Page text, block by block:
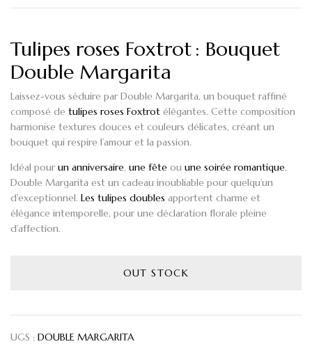
Tulipes roses Foxtrot : Bouquet
Double Margarita
Laissez-vous séduire parDouble Margarita, un bouquet raffiné
composé de tulipes roses Foxtrot élégantes. Cette composition
harmonise textures douces et couleurs délicates, créant un
bouquet qui respire l’amour et la passion.
Idéal pourun anniversaire, une fête ou une soirée romantique,
Double Margarita est un cadeau inoubliable pour quelqu’un
d’exceptionnel. Les tulipes doubles apportent charme et
élégance intemporelle, pour une déclaration florale pleine
d’affection.
OUT STOCK
UGS : DOUBLE MARGARITA